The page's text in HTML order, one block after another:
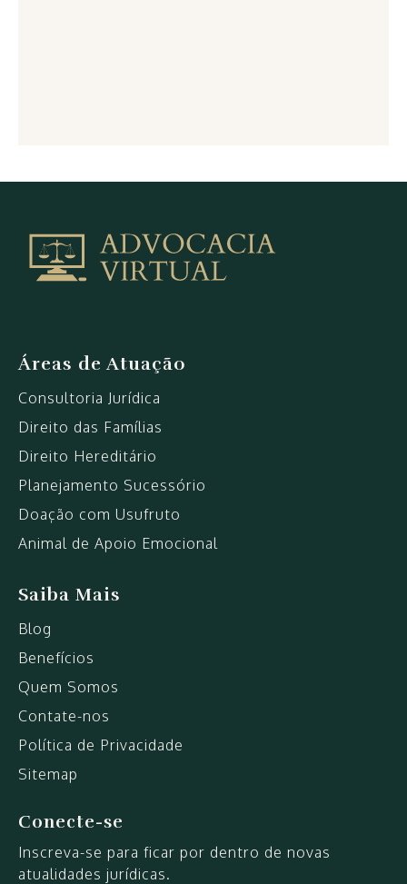
FGTS
VirtualAdvocacia
Áreas de Atuação
Consultoria Jurídica
Direito das Famílias
Direito Hereditário
Planejamento Sucessório
Doação com Usufruto
Animal de Apoio Emocional
Saiba Mais
Blog
Benefícios
Quem Somos
Contate-nos
Política de Privacidade
Sitemap
Conecte-se
Inscreva-se para ficar por dentro de novas
atualidades jurídicas.